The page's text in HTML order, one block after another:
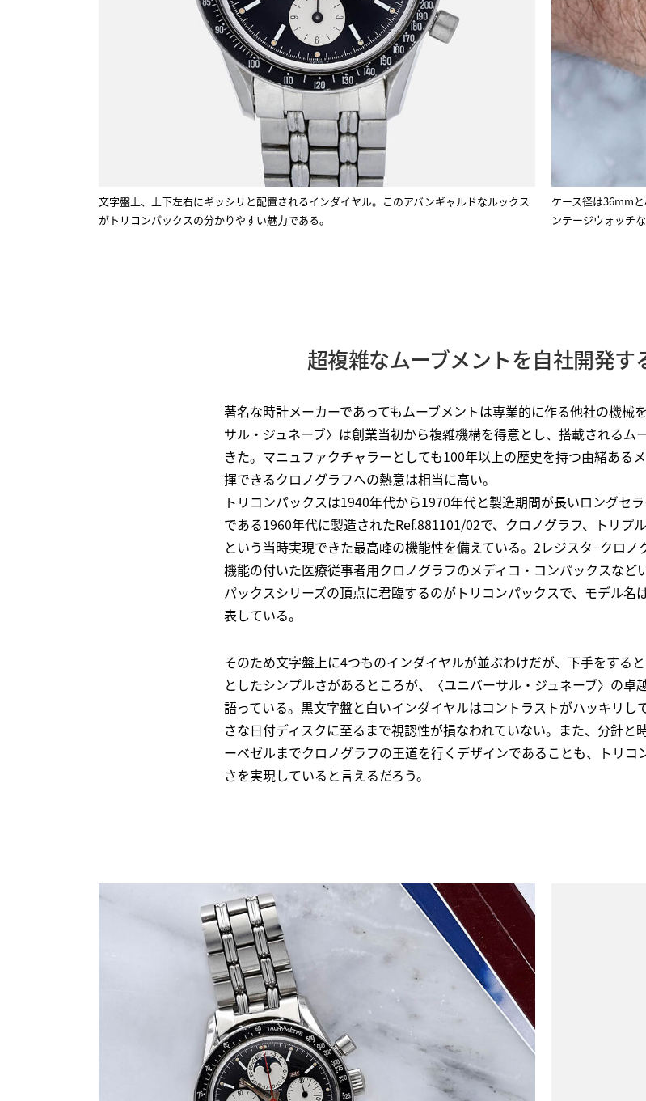
文字盤上、上下左右にギッシリと配置されるインダイヤル。このアバンギャルドなルックス
がトリコンパックスの分かりやすい魅力である。
ケース径は36mm
ンテージウォッチな
超複雑なムーブメントを自社開発す
著名な時計メーカーであってもムーブメントは専業的に作る他社の機械
サル・ジュネーブ〉は創業当初から複雑機構を得意とし、搭載されるム
きた。マニュファクチャラーとしても100年以上の歴史を持つ由緒ある
揮できるクロノグラフへの熱意は相当に高い。
トリコンパックスは1940年代から1970年代と製造期間が長いロングセ
である1960年代に製造されたRef.881101/02で、クロノグラフ、トリプ
という当時実現できた最高峰の機能性を備えている。2レジスタ−クロ
機能の付いた医療従事者用クロノグラフのメディコ・コンパックスなど
パックスシリーズの頂点に君臨するのがトリコンパックスで、モデル名
表している。
そのため文字盤上に4つものインダイヤルが並ぶわけだが、下手をする
としたシンプルさがあるところが、〈ユニバーサル・ジュネーブ〉の
語っている。黒文字盤と白いインダイヤルはコントラストがハッキリし
さな日付ディスクに至るまで視認性が損なわれていない。また、分針と
ーベゼルまでクロノグラフの王道を行くデザインであることも、トリ
さを実現していると言えるだろう。